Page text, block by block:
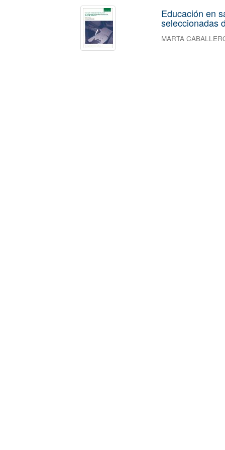
Educación en
seleccionadas
MARTA